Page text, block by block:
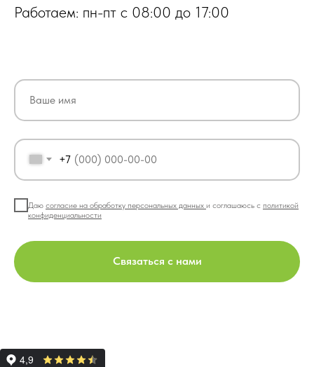
Работаем: пн-пт с 08:00 до 17:00
+7
Даю согласие на обработку персональных данных и соглашаюсь c политикой
конфиденциальности
Связаться с нами